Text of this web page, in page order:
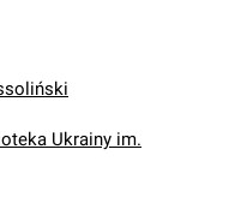
Ukrainy im.